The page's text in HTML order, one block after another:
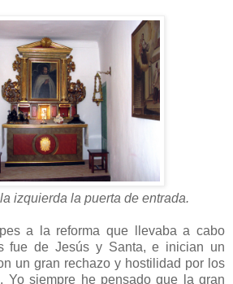
izquierda la puerta de entrada.
a la reforma que llevaba a cabo
fue de Jesús y Santa, e inician un
un gran rechazo y hostilidad por los
Yo siempre he pensado que la gran